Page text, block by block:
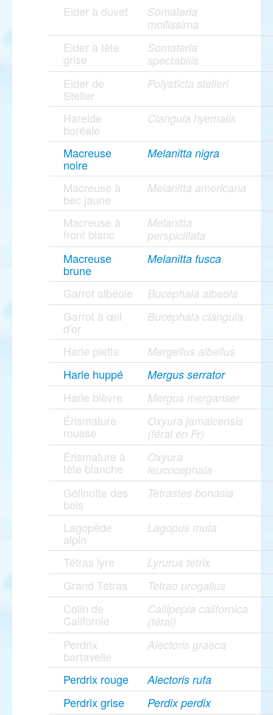
Eider à duvet
Somateria
mollissima
Eider à tête
grise
Somateria
spectabilis
Eider de
Steller
Polysticta stelleri
Harelde
boréale
Clangula hyemalis
Macreuse
noire
Melanitta nigra
Macreuse à
bec jaune
Melanitta americana
Macreuse à
front blanc
Melanitta
perspicillata
Macreuse
brune
Melanitta fusca
Garrot albéole Bucephala albeola
Garrot à œil
d'or
Bucephala clangula
Harle piette Mergellus albellus
Harle huppé Mergus serrator
Harle bièvre Mergus merganser
Érismature
rousse
Oxyura jamaicensis
(féral en Fr)
Érismature à
tête blanche
Oxyura
leucocephala
Gélinotte des
bois
Tetrastes bonasia
Lagopède
alpin
Lagopus muta
Tétras lyre Lyrurus tetrix
Grand Tétras Tetrao urogallus
Colin de
Californie
Callipepla californica
(féral)
Perdrix
bartavelle
Alectoris graeca
Perdrix rouge Alectoris rufa
Perdrix grise Perdix perdix